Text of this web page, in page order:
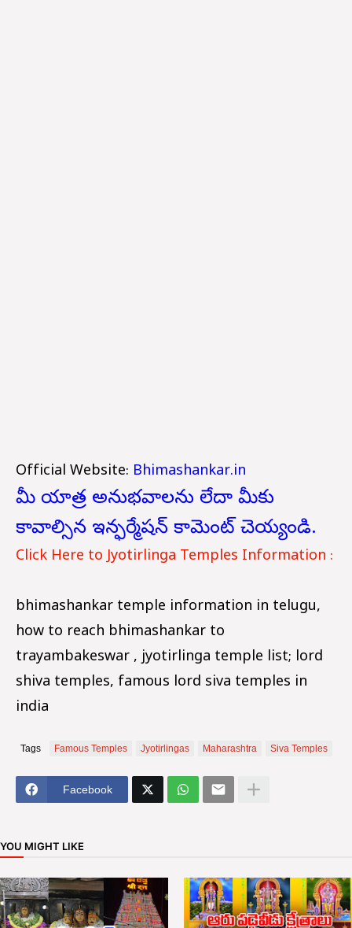
Official Website: Bhimashankar.in
మీ యాత్ర అనుభవాలను లేదా మీకు
కావాల్సిన ఇన్ఫర్మేషన్ కామెంట్ చెయ్యండి.
Click Here to Jyotirlinga Temples Information :
bhimashankar temple information in telugu,
how to reach bhimashankar to
trayambakeswar , jyotirlinga temple list; lord
shiva temples, famous lord siva temples in
india
Tags Famous Temples Jyotirlingas Maharashtra Siva Temples
Facebook
YOU MIGHT LIKE